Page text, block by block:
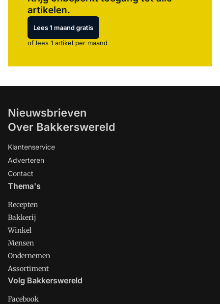
artikelen.
Lees 1 maand gratis
of lees 1 artikel per maand
Nieuwsbrieven
Over Bakkerswereld
Klantenservice
Adverteren
Contact
Thema's
Recepten
Bakkerij
Winkel
Mensen
Ondernemen
Assortiment
Volg Bakkerswereld
Facebook